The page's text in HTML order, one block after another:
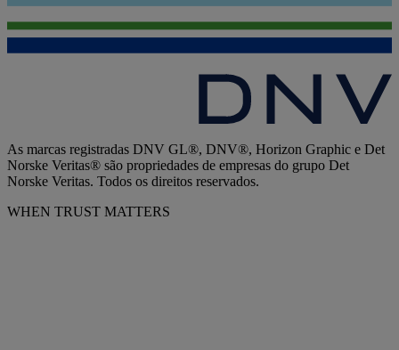
As marcas registradas DNV GL®, DNV®, Horizon Graphic e Det
Norske Veritas® são propriedades de empresas do grupo Det
Norske Veritas. Todos os direitos reservados.
WHEN TRUST MATTERS